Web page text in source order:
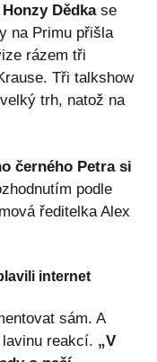
Dědkase
na Primu přišla
rázem tři
Tři talkshow
trh, natož na
černého Petra si
podle
ředitelka Alex
internet
sám. A
reakcí. „V